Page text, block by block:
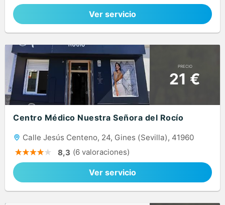
Ver servicio
PRECIO
21 €
Centro Médico Nuestra Señora del Rocío
Calle Jesús Centeno, 24, Gines (Sevilla), 41960
8,3 (6 valoraciones)
Ver servicio